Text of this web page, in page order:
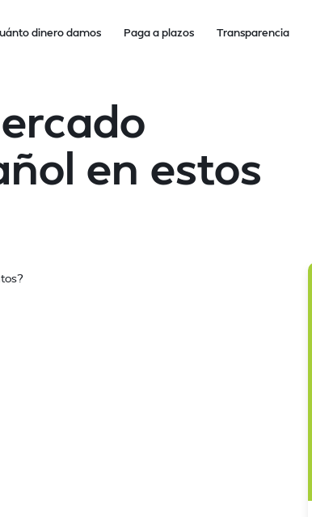
dinero damos Paga a plazos Transparencia
en estos